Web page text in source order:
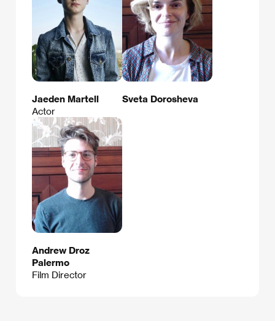
Jaeden Martell
Actor
Sveta Dorosheva
Andrew Droz
Palermo
Film Director